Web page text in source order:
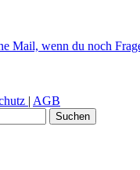
Mail, wenn du noch
| AGB
Suchen